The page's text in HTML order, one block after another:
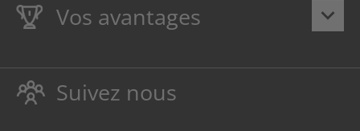
keyboard_arrow_down
Vos avantages
LaAmpertec Garantie à viesur les encres et toners
Suivez nous